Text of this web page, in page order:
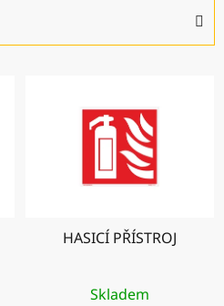
HASICÍ PŘÍSTROJ
Skladem